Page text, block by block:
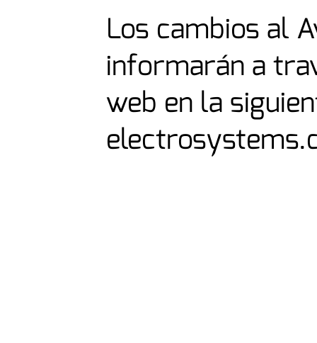
Los cambios al
informarán a
web en la